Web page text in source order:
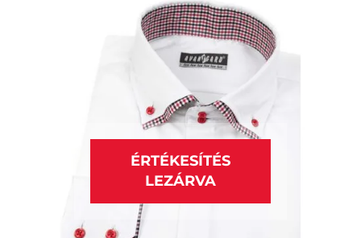
ÉRTÉKESÍTÉS
LEZÁRVA